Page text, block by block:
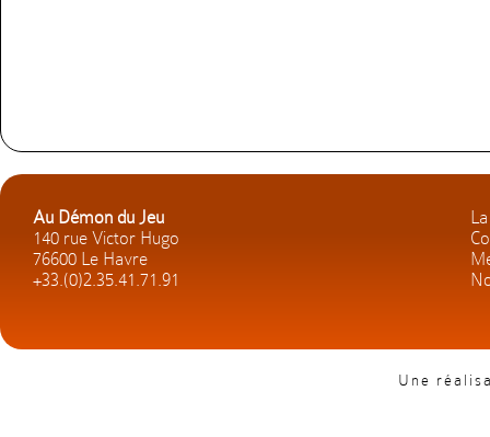
Au Démon du Jeu
140 rue Victor Hugo
76600 Le Havre
+33.(0)2.35.41.71.91
Une